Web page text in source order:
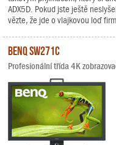
ADX5D. Pokud jste ještě
vězte, že jde o vlajkovou loď
BenQ SW271C
Profesionální třída 4K